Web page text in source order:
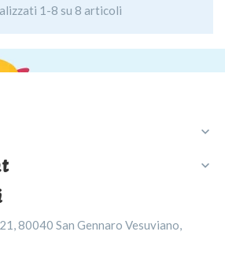
1-8 su 8 articoli


80040 San Gennaro Vesuviano,